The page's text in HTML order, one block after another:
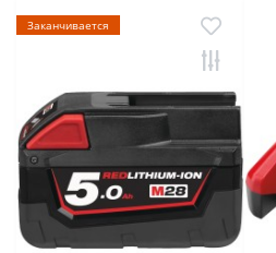
Заканчивается